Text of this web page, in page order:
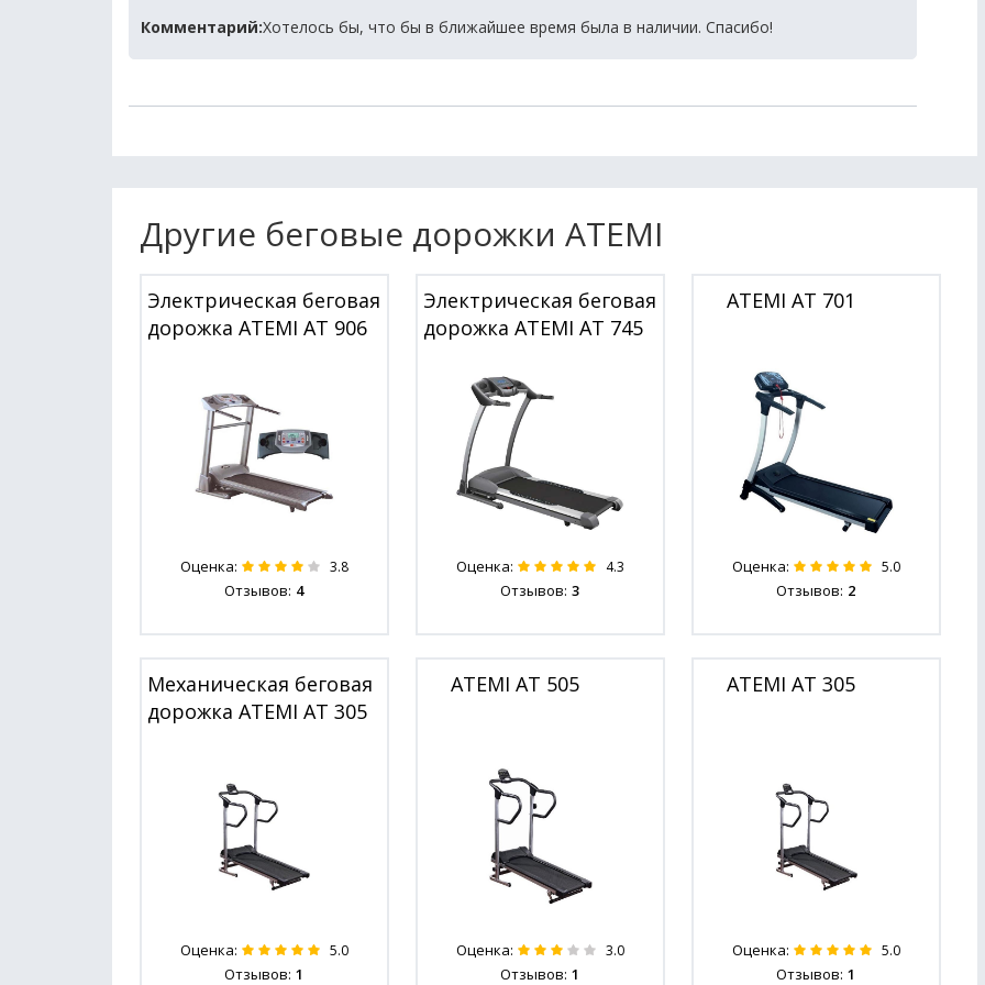
Комментарий:Хотелось бы, что бы в ближайшее время была в наличии. Спасибо!
Другие беговые дорожки ATEMI
Электрическая беговая
дорожка ATEMI AT 906
Оценка: 3.8
Отзывов: 4
Электрическая беговая
дорожка ATEMI AT 745
Оценка: 4.3
Отзывов: 3
ATEMI AT 701
Оценка: 5.0
Отзывов: 2
Механическая беговая
дорожка ATEMI AT 305
Оценка: 5.0
Отзывов: 1
ATEMI AT 505
Оценка: 3.0
Отзывов: 1
ATEMI AT 305
Оценка: 5.0
Отзывов: 1